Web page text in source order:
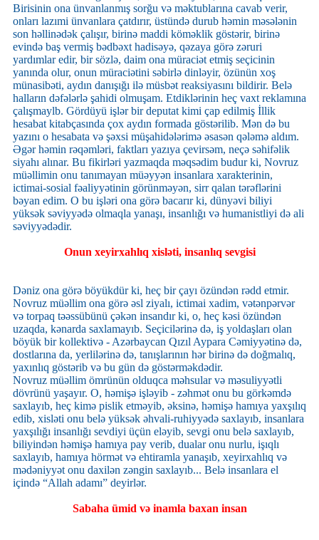
Birisinin ona ünvanlanmış sorğu və məktublarına cavab verir,
onları lazımi ünvanlara çatdırır, üstündə durub həmin məsələnin
son həllinədək çalışır, birinə maddi köməklik göstərir, birinə
evində baş vermiş bədbəxt hadisəyə, qəzaya görə zəruri
yardımlar edir, bir sözlə, daim ona müraciət etmiş seçicinin
yanında olur, onun müraciətini səbirlə dinləyir, özünün xoş
münasibəti, aydın danışığı ilə müsbət reaksiyasını bildirir. Belə
halların dəfələrlə şahidi olmuşam. Etdiklərinin heç vaxt reklamına
çalışmaylb. Gördüyü işlər bir deputat kimi çap edilmiş İllik
hesabat kitabçasında çox aydın formada göstərilib. Mən də bu
yazını o hesabata və şəxsi müşahidələrimə əsasən qələmə aldım.
Əgər həmin rəqəmləri, faktları yazıya çevirsəm, neçə səhifəlik
siyahı alınar. Bu fikirləri yazmaqda məqsədim budur ki, Novruz
müəllimin onu tanımayan müəyyən insanlara xarakterinin,
ictimai-sosial fəaliyyətinin görünməyən, sirr qalan tərəflərini
bəyan edim. O bu işləri ona görə bacarır ki, dünyəvi biliyi
yüksək səviyyədə olmaqla yanaşı, insanlığı və humanistliyi də ali
səviyyədədir.
Onun xeyirxahlıq xisləti, insanlıq sevgisi
Dəniz ona görə böyükdür ki, heç bir çayı özündən rədd etmir.
Novruz müəllim ona görə əsl ziyalı, ictimai xadim, vətənpərvər
və torpaq təəssübünü çəkən insandır ki, o, heç kəsi özündən
uzaqda, kənarda saxlamayıb. Seçicilərinə də, iş yoldaşları olan
böyük bir kollektivə - Azərbaycan Qızıl Aypara Cəmiyyətinə də,
dostlarına da, yerlilərinə də, tanışlarının hər birinə də doğmalıq,
yaxınlıq göstərib və bu gün də göstərməkdədir.
Novruz müəllim ömrünün olduqca məhsular və məsuliyyətli
dövrünü yaşayır. O, həmişə işləyib - zəhmət onu bu görkəmdə
saxlayıb, heç kimə pislik etməyib, əksinə, həmişə hamıya yaxşılıq
edib, xisləti onu belə yüksək əhvali-ruhiyyədə saxlayıb, insanlara
yaxşılığı insanlığı sevdiyi üçün eləyib, sevgi onu belə saxlayıb,
biliyindən həmişə hamıya pay verib, dualar onu nurlu, işıqlı
saxlayıb, hamıya hörmət və ehtiramla yanaşıb, xeyirxahlıq və
mədəniyyət onu daxilən zəngin saxlayıb... Belə insanlara el
içində “Allah adamı” deyirlər.
Sabaha ümid və inamla baxan insan